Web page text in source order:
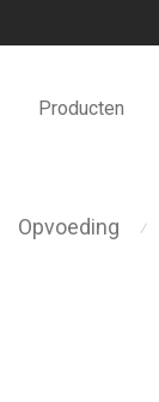
Producten
Opvoeding ⁄